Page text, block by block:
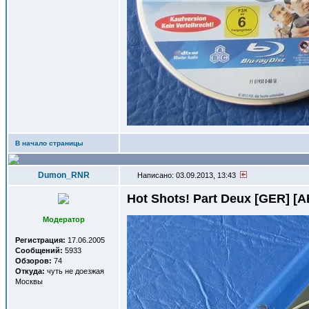
В начало страницы
Dumon_RNR Написано: 03.09.2013, 13:43
Модератор
Регистрация: 17.06.2005
Сообщений: 5933
Обзоров: 74
Откуда: чуть не доезжая
Москвы
Hot Shots! Part Deux [GER]